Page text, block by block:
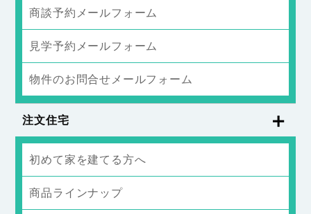
商談予約メールフォーム
見学予約メールフォーム
物件のお問合せメールフォーム
注文住宅
初めて家を建てる方へ
商品ラインナップ